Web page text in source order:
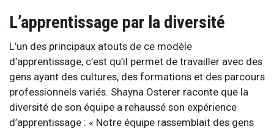
L’apprentissage par la diversité
L’un des principaux atouts de ce modèle
d’apprentissage, c’est qu’il permet de travailler avec des
gens ayant des cultures, des formations et des parcours
professionnels variés. Shayna Osterer raconte que la
diversité de son équipe a rehaussé son expérience
d’apprentissage : « Notre équipe rassemblait des gens